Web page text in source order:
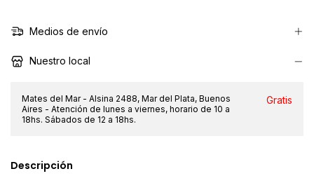
Medios de envío
Nuestro local
Mates del Mar - Alsina 2488, Mar del Plata, Buenos
Aires - Atención de lunes a viernes, horario de 10 a
18hs. Sábados de 12 a 18hs.
Gratis
Descripción